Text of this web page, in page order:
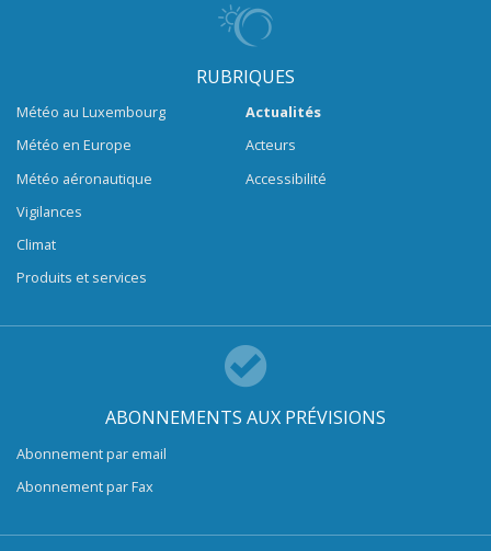
RUBRIQUES
Météo au Luxembourg
Météo en Europe
Météo aéronautique
Vigilances
Climat
Produits et services
Actualités
Acteurs
Accessibilité
ABONNEMENTS AUX PRÉVISIONS
Abonnement par email
Abonnement par Fax